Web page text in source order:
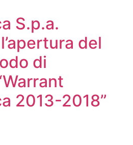
S.p.a.
del
di
2013-2018”